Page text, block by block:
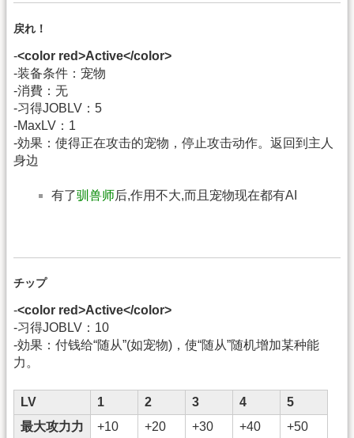
戻れ！
-<color red>Active</color>
-装备条件：宠物
-消費：无
-习得JOBLV：5
-MaxLV：1
-効果：使得正在攻击的宠物，停止攻击动作。返回到主人
身边
有了驯兽师后,作用不大,而且宠物现在都有AI
チップ
-<color red>Active</color>
-习得JOBLV：10
-効果：付钱给“随从”(如宠物)，使“随从”随机增加某种能
力。
LV 1 2 3 4
5
最大攻力力
+10 +20 +30 +40 +50